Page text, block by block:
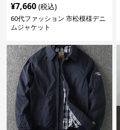
¥7,660 (税込)
60代ファッション 市松模様デニ
ムジャケット